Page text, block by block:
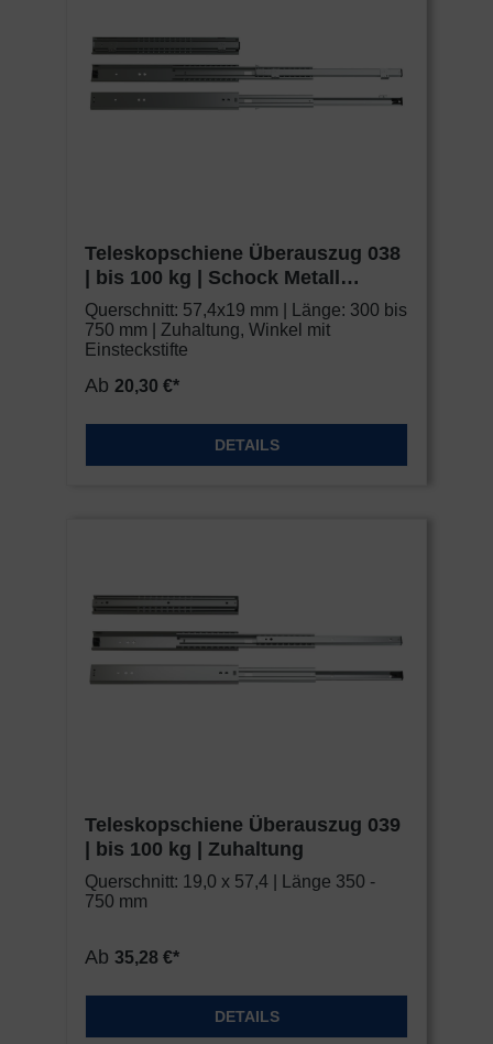
Teleskopschiene Überauszug 038
| bis 100 kg | Schock Metall
CLASSIC
Querschnitt: 57,4x19 mm | Länge: 300 bis
750 mm | Zuhaltung, Winkel mit
Einsteckstifte
Ab 20,30 €*
DETAILS
Teleskopschiene Überauszug 039
| bis 100 kg | Zuhaltung
Querschnitt: 19,0 x 57,4 | Länge 350 -
750 mm
Ab 35,28 €*
DETAILS